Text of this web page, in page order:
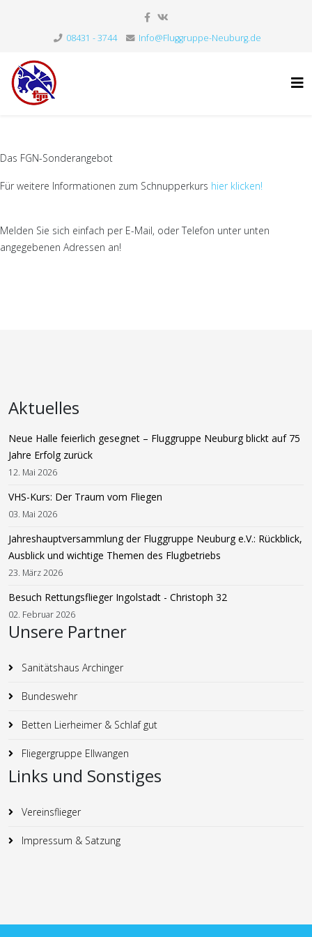
08431 - 3744 Info@Fluggruppe-Neuburg.de
Das FGN-Sonderangebot
Für weitere Informationen zum Schnupperkurs hier klicken!
Melden Sie sich einfach per E-Mail, oder Telefon unter unten
angegebenen Adressen an!
Aktuelles
Neue Halle feierlich gesegnet – Fluggruppe Neuburg blickt auf 75
Jahre Erfolg zurück
12. Mai 2026
VHS-Kurs: Der Traum vom Fliegen
03. Mai 2026
Jahreshauptversammlung der Fluggruppe Neuburg e.V.: Rückblick,
Ausblick und wichtige Themen des Flugbetriebs
23. März 2026
Besuch Rettungsflieger Ingolstadt - Christoph 32
02. Februar 2026
Unsere Partner
Sanitätshaus Archinger
Bundeswehr
Betten Lierheimer & Schlaf gut
Fliegergruppe Ellwangen
Links und Sonstiges
Vereinsflieger
Impressum & Satzung